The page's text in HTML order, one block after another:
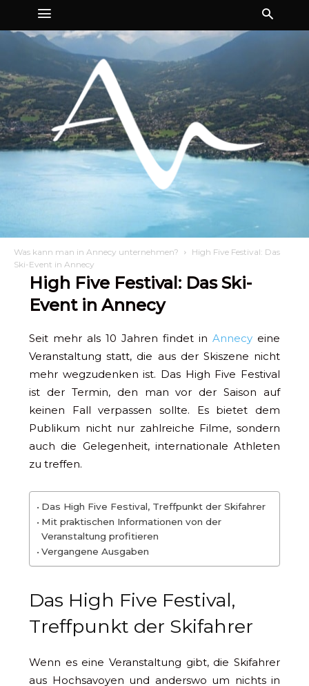
Was kann man in Annecy unternehmen?
High Five Festival: Das
Ski-Event in Annecy
High Five Festival: Das Ski-
Event in Annecy
Seit mehr als 10 Jahren findet in Annecy eine
Veranstaltung statt, die aus der Skiszene nicht
mehr wegzudenken ist. Das High Five Festival
ist der Termin, den man vor der Saison auf
keinen Fall verpassen sollte. Es bietet dem
Publikum nicht nur zahlreiche Filme, sondern
auch die Gelegenheit, internationale Athleten
zu treffen.
Das High Five Festival, Treffpunkt der Skifahrer
Mit praktischen Informationen von der
Veranstaltung profitieren
Vergangene Ausgaben
Das High Five Festival,
Treffpunkt der Skifahrer
Wenn es eine Veranstaltung gibt, die Skifahrer
aus Hochsavoyen und anderswo um nichts in